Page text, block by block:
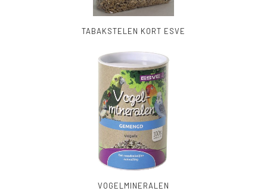
TABAKSTELEN KORT ESVE
VOGELMINERALEN